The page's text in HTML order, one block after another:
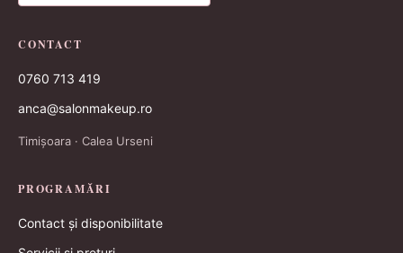
CONTACT
0760 713 419
anca@salonmakeup.ro
Timișoara · Calea Urseni
PROGRAMĂRI
Contact și disponibilitate